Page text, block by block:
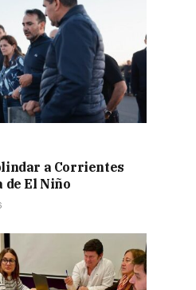
a Corrientes
de El Niño